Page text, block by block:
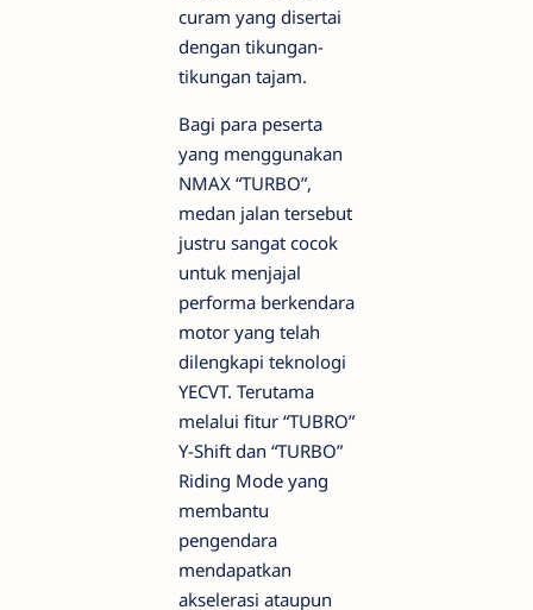
curam yang disertai
dengan tikungan-
tikungan tajam.
Bagi para peserta
yang menggunakan
NMAX “TURBO”,
medan jalan tersebut
justru sangat cocok
untuk menjajal
performa berkendara
motor yang telah
dilengkapi teknologi
YECVT. Terutama
melalui fitur “TUBRO”
Y-Shift dan “TURBO”
Riding Mode yang
membantu
pengendara
mendapatkan
akselerasi ataupun